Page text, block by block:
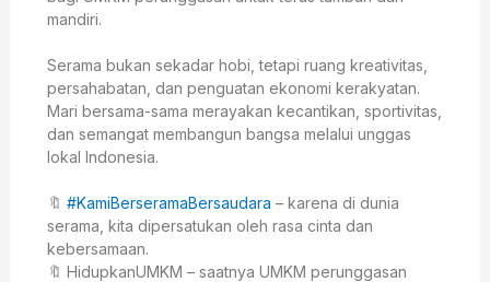
mandiri.
Serama bukan sekadar hobi, tetapi ruang kreativitas,
persahabatan, dan penguatan ekonomi kerakyatan.
Mari bersama-sama merayakan kecantikan, sportivitas,
dan semangat membangun bangsa melalui unggas
lokal Indonesia.
🔖#KamiBerseramaBersaudara – karena di dunia
serama, kita dipersatukan oleh rasa cinta dan
kebersamaan.
🔖 HidupkanUMKM – saatnya UMKM perunggasan